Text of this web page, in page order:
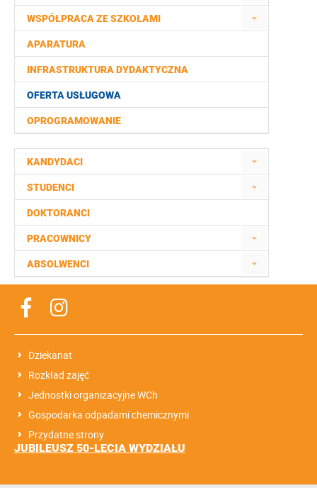
WSPÓŁPRACA ZE SZKOŁAMI
APARATURA
INFRASTRUKTURA DYDAKTYCZNA
OFERTA USŁUGOWA
OPROGRAMOWANIE
KANDYDACI
STUDENCI
DOKTORANCI
PRACOWNICY
ABSOLWENCI
Dziekanat
Rozkład zajęć
Jednostki organizacyjne WCh
Gospodarka odpadami chemicznymi
Przydatne strony
JUBILEUSZ 50-LECIA WYDZIAŁU